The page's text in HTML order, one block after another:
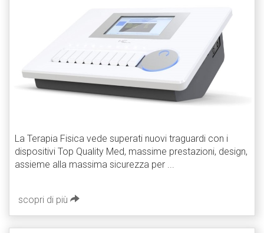
La Terapia Fisica vede superati nuovi traguardi con i
dispositivi Top Quality Med, massime prestazioni, design,
assieme alla massima sicurezza per ...
scopri di più